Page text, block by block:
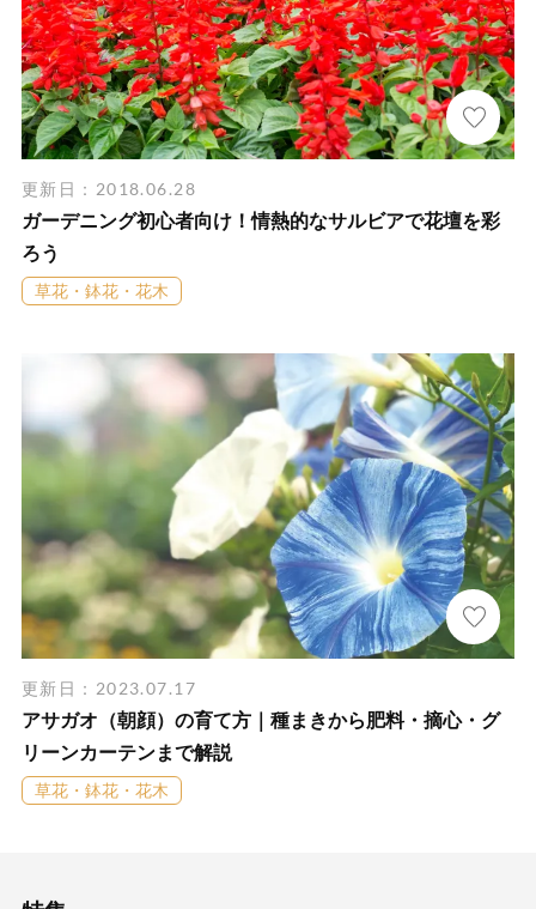
更新日：2018.06.28
ガーデニング初心者向け！情熱的なサルビアで花壇を彩
ろう
草花・鉢花・花木
更新日：2023.07.17
アサガオ（朝顔）の育て方｜種まきから肥料・摘心・グ
リーンカーテンまで解説
草花・鉢花・花木